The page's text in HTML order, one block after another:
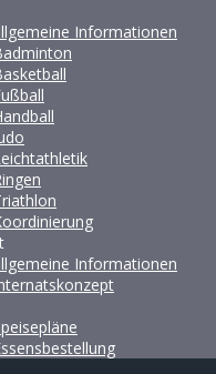
Informationen
Informationen